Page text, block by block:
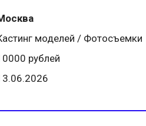
моделей / Фотосъемки
рублей